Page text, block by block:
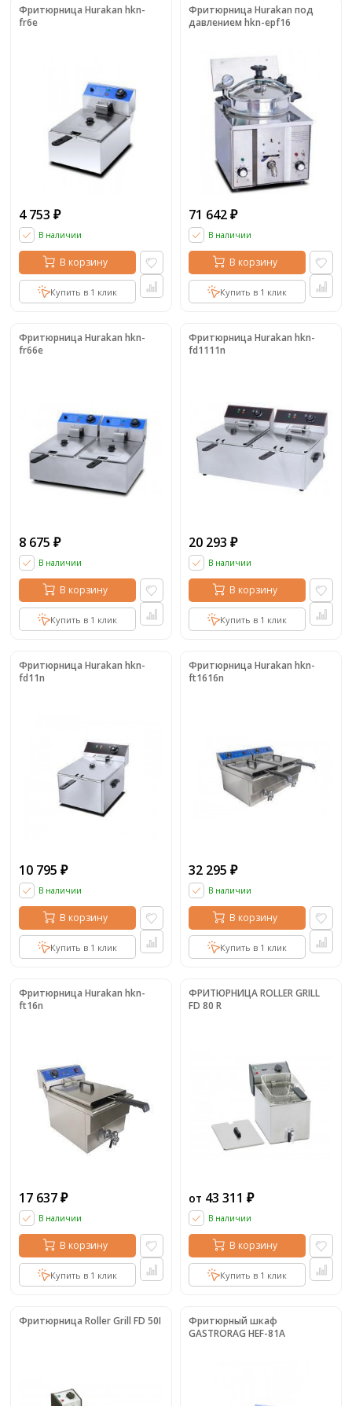
Фритюрница Hurakan hkn-
fr6e
4 753 ₽
В наличии
В корзину
Купить в 1 клик
Фритюрница Hurakan под
давлением hkn-epf16
71 642 ₽
В наличии
В корзину
Купить в 1 клик
Фритюрница Hurakan hkn-
fr66e
8 675 ₽
В наличии
В корзину
Купить в 1 клик
Фритюрница Hurakan hkn-
fd1111n
20 293 ₽
В наличии
В корзину
Купить в 1 клик
Фритюрница Hurakan hkn-
fd11n
10 795 ₽
В наличии
В корзину
Купить в 1 клик
Фритюрница Hurakan hkn-
ft1616n
32 295 ₽
В наличии
В корзину
Купить в 1 клик
Фритюрница Hurakan hkn-
ft16n
17 637 ₽
В наличии
В корзину
Купить в 1 клик
ФРИТЮРНИЦА ROLLER GRILL
FD 80 R
от 43 311 ₽
В наличии
В корзину
Купить в 1 клик
Фритюрница Roller Grill FD 50I
Фритюрный шкаф
GASTRORAG HEF-81A